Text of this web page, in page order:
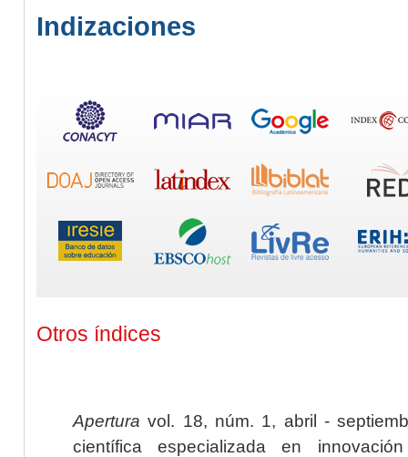
Indizaciones
Otros índices
Apertura vol. 18, núm. 1, abril -
científica especializada en